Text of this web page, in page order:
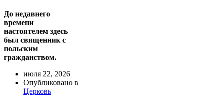
До недавнего
времени
настоятелем здесь
был священник с
польским
гражданством.
июля 22, 2026
Опубликовано в
Церковь